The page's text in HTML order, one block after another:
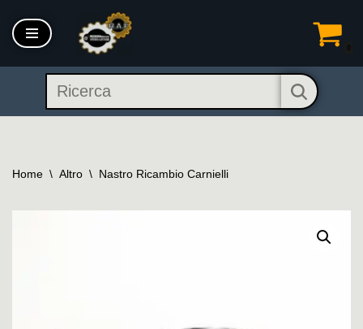
Vai
contenuto
Home \ Altro \ Nastro Ricambio Carnielli